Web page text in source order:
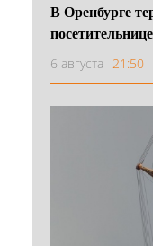
В Оренбурге
6 августа 21:50